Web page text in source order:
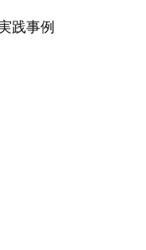
践事例